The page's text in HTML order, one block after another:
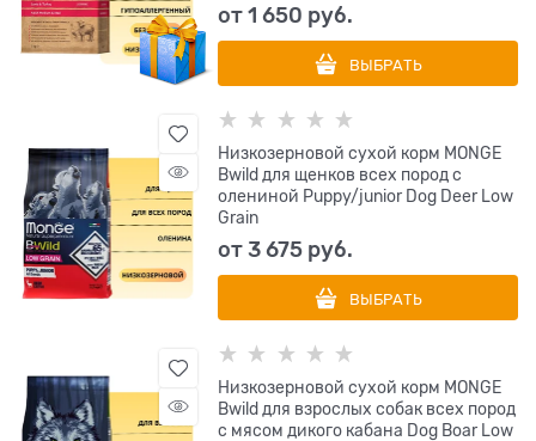
от1 650 руб.
ВЫБРАТЬ
Низкозерновой сухой корм MONGE
Bwild для щенков всех пород с
олениной Puppy/junior Dog Deer Low
Grain
от3 675 руб.
ВЫБРАТЬ
Низкозерновой сухой корм MONGE
Bwild для взрослых собак всех пород
с мясом дикого кабана Dog Boar Low